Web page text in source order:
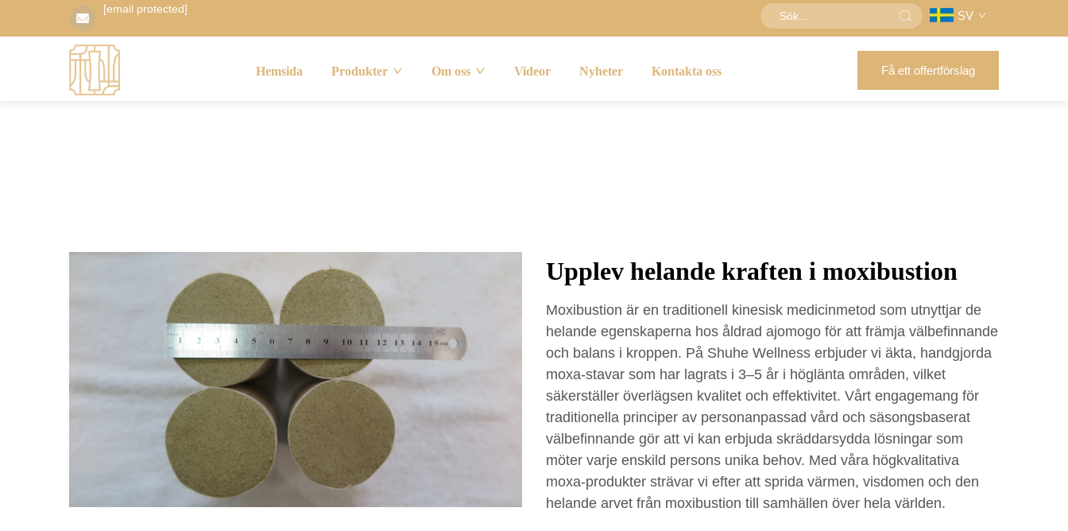
[email protected] SV
Hemsida Produkter Om oss Videor Nyheter Kontakta oss Få ett offertförslag
Upplev helande kraften i moxibustion
Moxibustion är en traditionell kinesisk medicinmetod som utnyttjar de
helande egenskaperna hos åldrad ajomogo för att främja välbefinnande
och balans i kroppen. På Shuhe Wellness erbjuder vi äkta, handgjorda
moxa-stavar som har lagrats i 3–5 år i höglänta områden, vilket
säkerställer överlägsen kvalitet och effektivitet. Vårt engagemang för
traditionella principer av personanpassad vård och säsongsbaserat
välbefinnande gör att vi kan erbjuda skräddarsydda lösningar som
möter varje enskild persons unika behov. Med våra högkvalitativa
moxa-produkter strävar vi efter att sprida värmen, visdomen och den
helande arvet från moxibustion till samhällen över hela världen.